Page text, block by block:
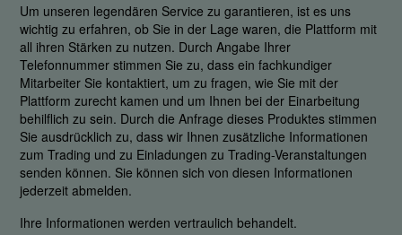
Um unseren legendären Service zu garantieren, ist es uns
wichtig zu erfahren, ob Sie in der Lage waren, die Plattform mit
all ihren Stärken zu nutzen. Durch Angabe Ihrer
Telefonnummer stimmen Sie zu, dass ein fachkundiger
Mitarbeiter Sie kontaktiert, um zu fragen, wie Sie mit der
Plattform zurecht kamen und um Ihnen bei der Einarbeitung
behilflich zu sein. Durch die Anfrage dieses Produktes stimmen
Sie ausdrücklich zu, dass wir Ihnen zusätzliche Informationen
zum Trading und zu Einladungen zu Trading-Veranstaltungen
senden können. Sie können sich von diesen Informationen
jederzeit abmelden.
Ihre Informationen werden vertraulich behandelt.